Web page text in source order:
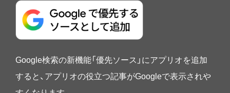
Google検索の新機能「優先ソース」にアプリオを追加
すると、アプリオの役立つ記事がGoogleで表示されや